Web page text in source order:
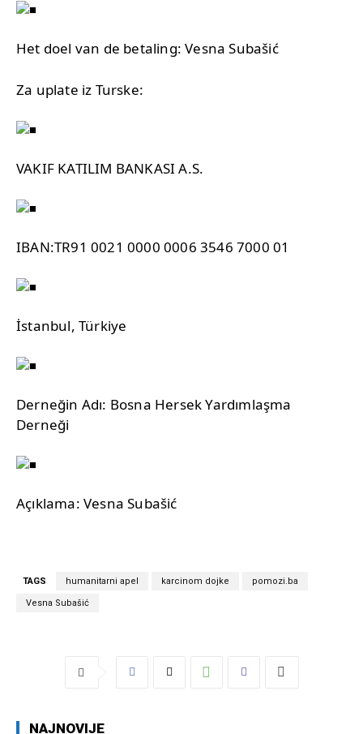
Het doel van de betaling: Vesna Subašić
Za uplate iz Turske:
VAKIF KATILIM BANKASI A.S.
IBAN:TR91 0021 0000 0006 3546 7000 01
İstanbul, Türkiye
Derneğin Adı: Bosna Hersek Yardımlaşma
Derneği
Açıklama: Vesna Subašić
TAGS humanitarni apel karcinom dojke pomozi.ba
Vesna Subašić
NAJNOVIJE